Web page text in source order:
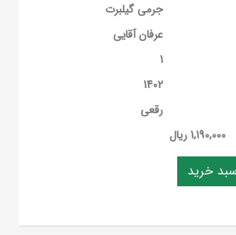
جرمی گیلبرت
عرفان آقایی
1
1402
رقعی
1,190,000 ریال